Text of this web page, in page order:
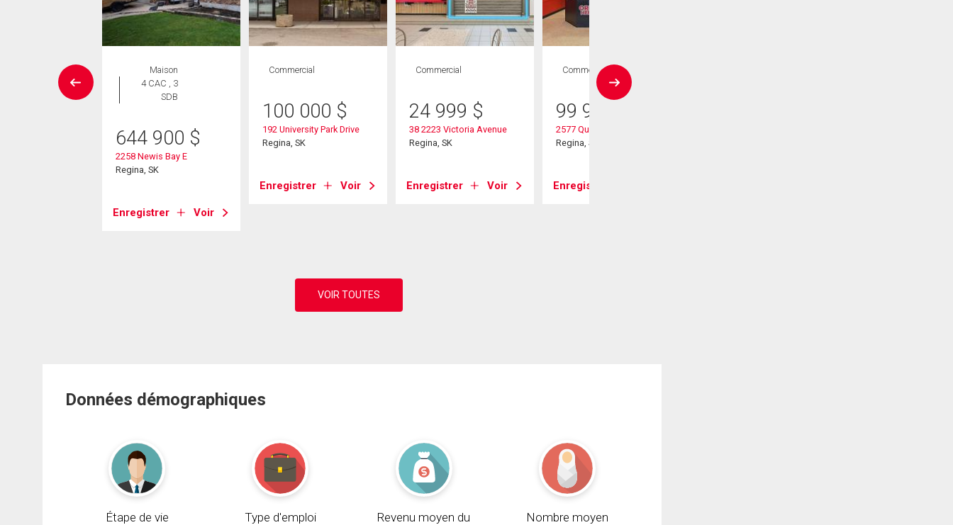
Maison
4 CAC , 3
SDB
644 900 $
2258 Newis Bay E
Regina, SK
Enregistrer Voir
Commercial
100 000 $
192 University Park Drive
Regina, SK
Enregistrer Voir
Commercial
24 999 $
38 2223 Victoria Avenue
Regina, SK
Enregistrer Voir
Commercial
99 999
2577 Quance Street E
Regina, SK
Enregistrer
Données démographiques
Étape de vie Type d'emploi
Revenu moyen du
Nombre moyen